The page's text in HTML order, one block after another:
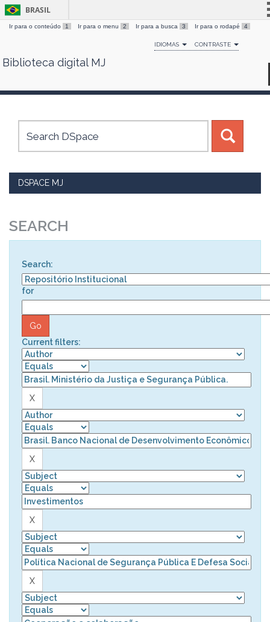
Skip
BRASIL
Simplifique!
Comunica BR
Canais
Ir para o conteúdo 1 Ir para o menu 2 Ir para a busca 3 Ir para o rodapé 4
IDIOMAS CONTRASTE
Biblioteca digital MJ
DSPACE MJ
SEARCH
Search:
for
Current filters: